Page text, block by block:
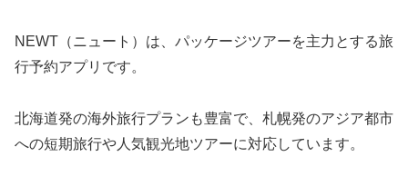
NEWT（ニュート）は、パッケージツアーを主力とする旅
行予約アプリです。
北海道発の海外旅行プランも豊富で、札幌発のアジア都市
への短期旅行や人気観光地ツアーに対応しています。